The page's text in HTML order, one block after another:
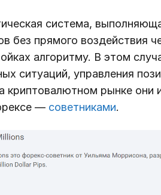
система,
без прямого воздействия
алгоритму. В этом
ситуаций, управления
криптовалютном рынке они
— советниками.